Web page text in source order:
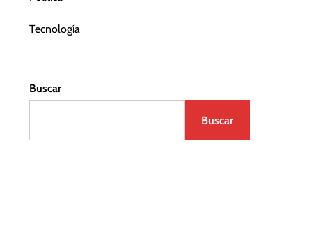
Tecnología
Buscar
Buscar